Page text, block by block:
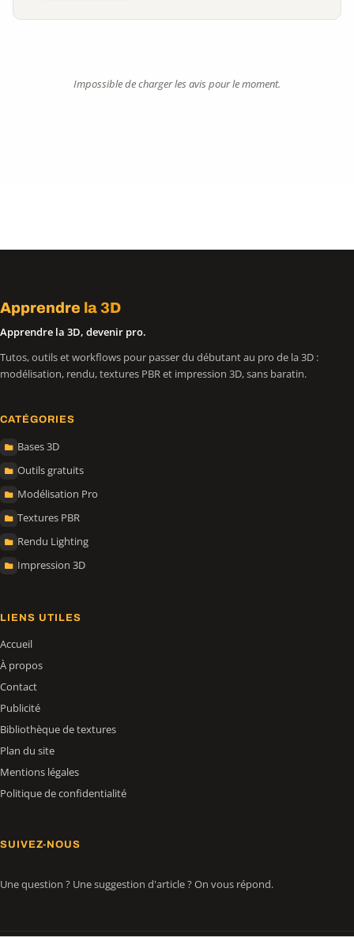
Impossible de charger les avis pour le moment.
Apprendre la 3D
Apprendre la 3D, devenir pro.
Tutos, outils et workflows pour passer du débutant au pro de la 3D :
modélisation, rendu, textures PBR et impression 3D, sans baratin.
CATÉGORIES
Bases 3D
Outils gratuits
Modélisation Pro
Textures PBR
Rendu Lighting
Impression 3D
LIENS UTILES
Accueil
À propos
Contact
Publicité
Bibliothèque de textures
Plan du site
Mentions légales
Politique de confidentialité
SUIVEZ-NOUS
Une question ? Une suggestion d'article ? On vous répond.